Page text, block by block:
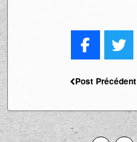
Post Précédent